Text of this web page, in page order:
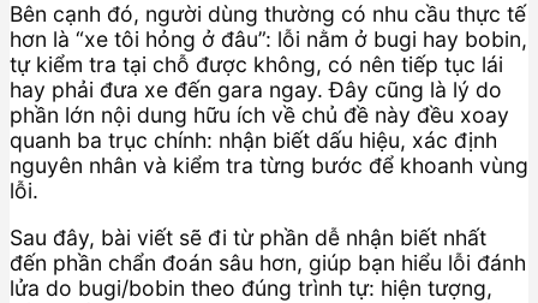
Bên cạnh đó, người dùng thường có nhu cầu thực tế
hơn là “xe tôi hỏng ở đâu”: lỗi nằm ở bugi hay bobin,
tự kiểm tra tại chỗ được không, có nên tiếp tục lái
hay phải đưa xe đến gara ngay. Đây cũng là lý do
phần lớn nội dung hữu ích về chủ đề này đều xoay
quanh ba trục chính: nhận biết dấu hiệu, xác định
nguyên nhân và kiểm tra từng bước để khoanh vùng
lỗi.
Sau đây, bài viết sẽ đi từ phần dễ nhận biết nhất
đến phần chẩn đoán sâu hơn, giúp bạn hiểu lỗi đánh
lửa do bugi/bobin theo đúng trình tự: hiện tượng,